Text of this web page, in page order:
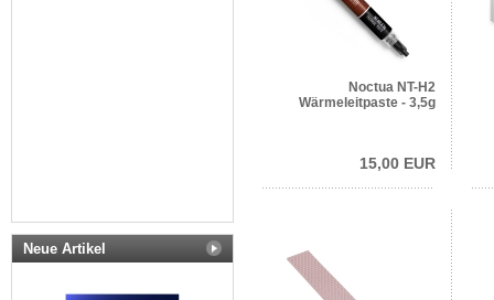
Noctua NT-H2
Wärmeleitpaste - 3,5g
15,00 EUR
Neue Artikel